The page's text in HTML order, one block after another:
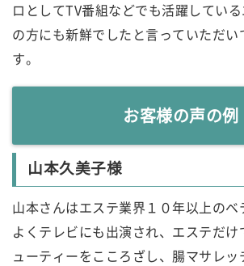
ロとしてTV番組などでも活躍してい
の方にも新鮮でしたと言っていただい
す。
お客様の声の例
山本久美子様
山本さんはエステ業界１０年以上の
よくテレビにも出演され、エステだ
ューティーをこころざし、腸マサレ